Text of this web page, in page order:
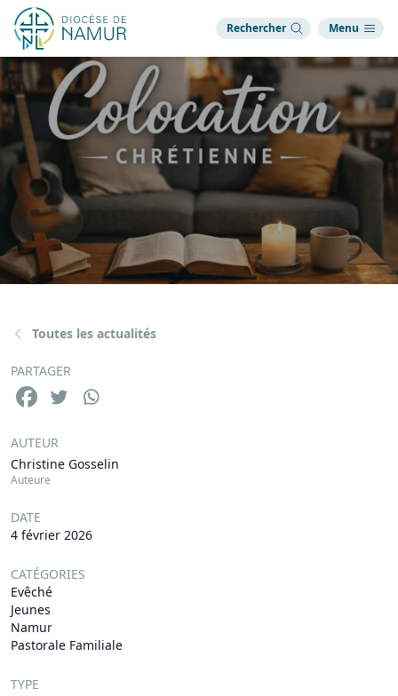
Rechercher Menu
Toutes les actualités
PARTAGER
AUTEUR
Christine Gosselin
Auteure
DATE
4 février 2026
CATÉGORIES
Evêché
Jeunes
Namur
Pastorale Familiale
TYPE